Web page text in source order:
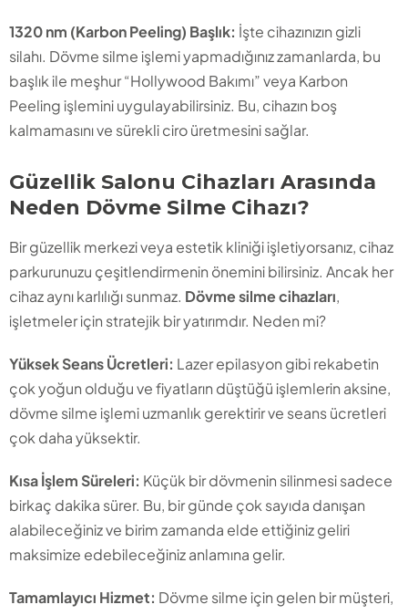
1320 nm (Karbon Peeling) Başlık: İşte cihazınızın gizli
silahı. Dövme silme işlemi yapmadığınız zamanlarda, bu
başlık ile meşhur “Hollywood Bakımı” veya Karbon
Peeling işlemini uygulayabilirsiniz. Bu, cihazın boş
kalmamasını ve sürekli ciro üretmesini sağlar.
Güzellik Salonu Cihazları Arasında
Neden Dövme Silme Cihazı?
Bir güzellik merkezi veya estetik kliniği işletiyorsanız, cihaz
parkurunuzu çeşitlendirmenin önemini bilirsiniz. Ancak her
cihaz aynı karlılığı sunmaz. Dövme silme cihazları,
işletmeler için stratejik bir yatırımdır. Neden mi?
Yüksek Seans Ücretleri: Lazer epilasyon gibi rekabetin
çok yoğun olduğu ve fiyatların düştüğü işlemlerin aksine,
dövme silme işlemi uzmanlık gerektirir ve seans ücretleri
çok daha yüksektir.
Kısa İşlem Süreleri: Küçük bir dövmenin silinmesi sadece
birkaç dakika sürer. Bu, bir günde çok sayıda danışan
alabileceğiniz ve birim zamanda elde ettiğiniz geliri
maksimize edebileceğiniz anlamına gelir.
Tamamlayıcı Hizmet: Dövme silme için gelen bir müşteri,